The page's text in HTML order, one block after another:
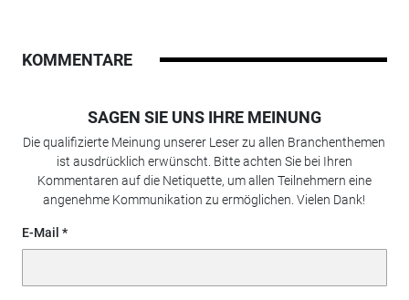
KOMMENTARE
SAGEN SIE UNS IHRE MEINUNG
Die qualifizierte Meinung unserer Leser zu allen Branchenthemen
ist ausdrücklich erwünscht. Bitte achten Sie bei Ihren
Kommentaren auf die Netiquette, um allen Teilnehmern eine
angenehme Kommunikation zu ermöglichen. Vielen Dank!
E-Mail